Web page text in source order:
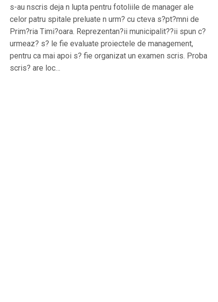
s-au nscris deja n lupta pentru fotoliile de manager ale
celor patru spitale preluate n urm? cu cteva s?pt?mni de
Prim?ria Timi?oara. Reprezentan?ii municipalit??ii spun c?
urmeaz? s? le fie evaluate proiectele de management,
pentru ca mai apoi s? fie organizat un examen scris. Proba
scris? are loc…